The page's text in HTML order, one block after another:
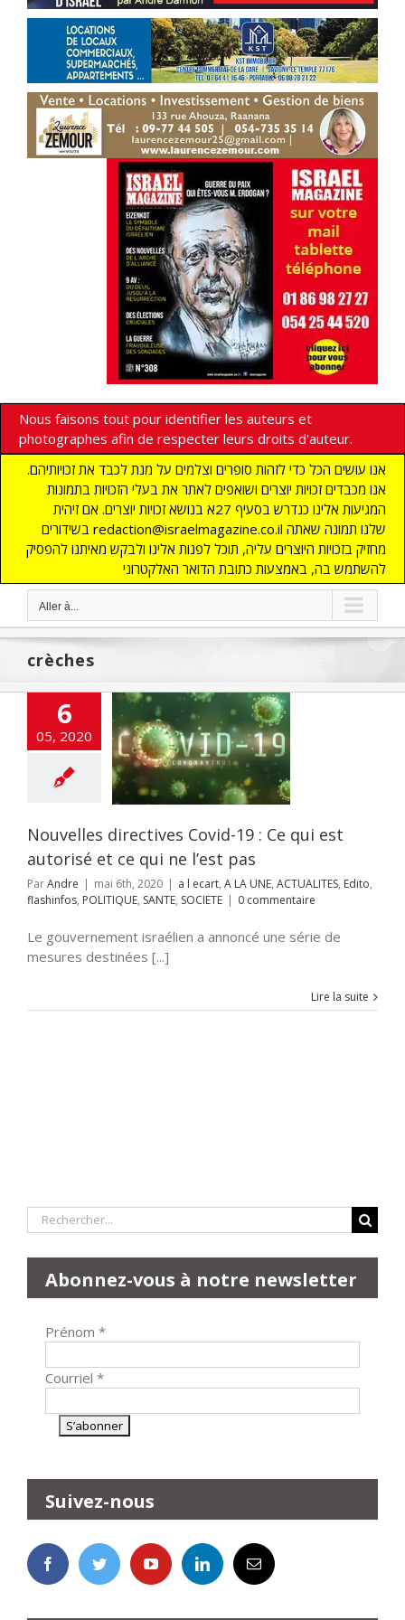
Nous faisons tout pour identifier les auteurs et
photographes afin de respecter leurs droits d'auteur.
אנו עושים הכל כדי לזהות סופרים וצלמים על מנת לכבד את זכויותיהם.
אנו מכבדים זכויות יוצרים ושואפים לאתר את בעלי הזכויות בתמונות
המגיעות אלינו כנדרש בסעיף 27א בנושא זכויות יוצרים. אם זיהית
בשידורים redaction@israelmagazine.co.il שלנו תמונה שאתה
מחזיק בזכויות היוצרים עליה, תוכל לפנות אלינו ולבקש מאיתנו להפסיק
להשתמש בה, באמצעות כתובת הדואר האלקטרוני
Aller à...
crèches
6
05, 2020
directives
: Ce qui est
et ce qui ne
A LA UNE
SOCIETE
Nouvelles directives Covid-19 : Ce qui est
autorisé et ce qui ne l’est pas
ParAndre | mai 6th, 2020 | a l ecart, A LA UNE, ACTUALITES, Edito,
flashinfos, POLITIQUE, SANTE, SOCIETE | 0 commentaire
Le gouvernement israélien a annoncé une série de
mesures destinées [...]
Lire la suite
Rechercher:
Abonnez-vous à notre newsletter
Prénom *
Courriel *
Suivez-nous